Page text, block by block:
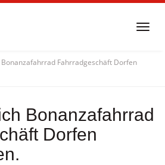
Fahrradgeschäft Dorfen
Bonanzafahrrad
Dorfen